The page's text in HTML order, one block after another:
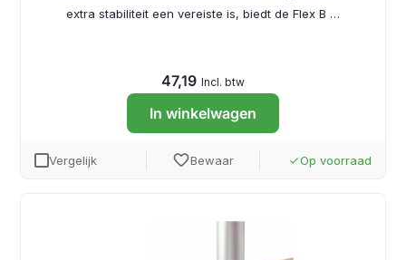
extra stabiliteit een vereiste is, biedt de Flex B …
47,19 Incl. btw
In winkelwagen
Vergelijk favoriteBewaar doneOp voorraad